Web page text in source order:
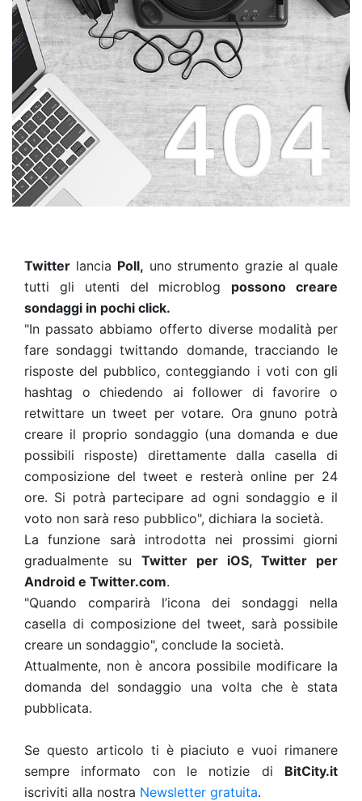
Twitter lancia Poll, uno strumento grazie al quale
tutti gli utenti del microblog possono creare
sondaggi in pochi click.
"In passato abbiamo offerto diverse modalità per
fare sondaggi twittando domande, tracciando le
risposte del pubblico, conteggiando i voti con gli
hashtag o chiedendo ai follower di favorire o
retwittare un tweet per votare. Ora gnuno potrà
creare il proprio sondaggio (una domanda e due
possibili risposte) direttamente dalla casella di
composizione del tweet e resterà online per 24
ore. Si potrà partecipare ad ogni sondaggio e il
voto non sarà reso pubblico", dichiara la società.
La funzione sarà introdotta nei prossimi giorni
gradualmente su Twitter per iOS, Twitter per
Android e Twitter.com.
"Quando comparirà l’icona dei sondaggi nella
casella di composizione del tweet, sarà possibile
creare un sondaggio", conclude la società.
Attualmente, non è ancora possibile modificare la
domanda del sondaggio una volta che è stata
pubblicata.
Se questo articolo ti è piaciuto e vuoi rimanere
sempre informato con le notizie di BitCity.it
iscriviti alla nostra Newsletter gratuita.